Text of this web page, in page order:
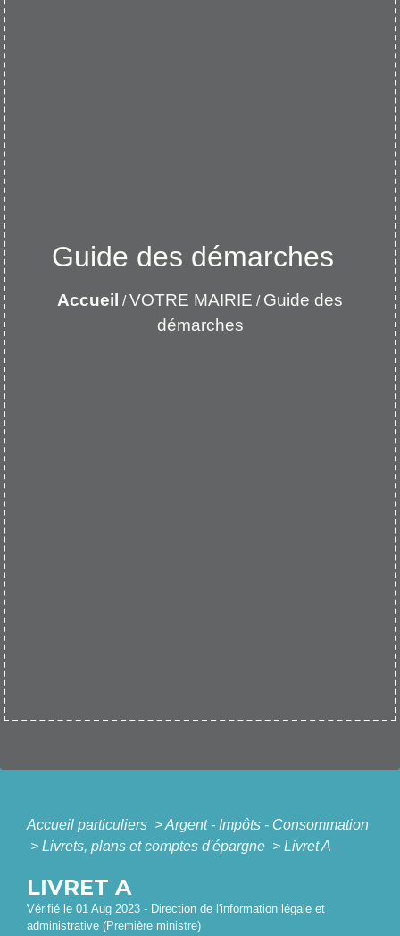
Guide des démarches
Accueil /VOTRE MAIRIE / Guide des
démarches
Accueil particuliers >Argent - Impôts - Consommation
> Livrets, plans et comptes d'épargne > Livret A
LIVRET A
Vérifié le 01 Aug 2023 - Direction de l'information légale et
administrative (Première ministre)